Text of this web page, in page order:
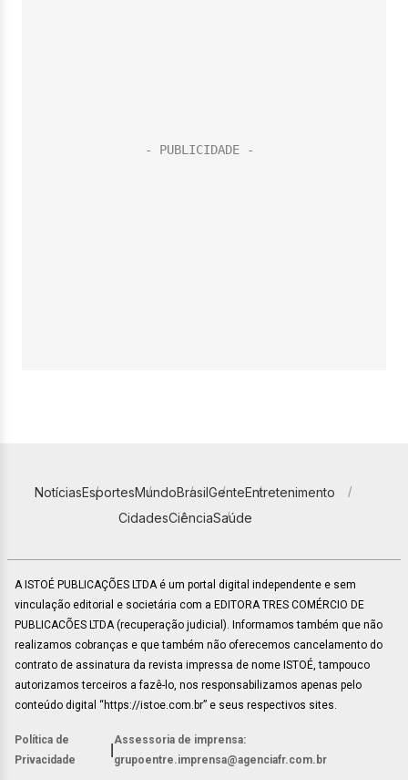
NotíciasEsportesMundoBrasilGenteEntretenimento
CidadesCiênciaSaúde
A ISTOÉ PUBLICAÇÕES LTDA é um portal digital independente e sem
vinculação editorial e societária com a EDITORA TRES COMÉRCIO DE
PUBLICACÕES LTDA (recuperação judicial). Informamos também que não
realizamos cobranças e que também não oferecemos cancelamento do
contrato de assinatura da revista impressa de nome ISTOÉ, tampouco
autorizamos terceiros a fazê-lo, nos responsabilizamos apenas pelo
conteúdo digital “https://istoe.com.br” e seus respectivos sites.
Política de
Privacidade
Assessoria de imprensa:
grupoentre.imprensa@agenciafr.com.br